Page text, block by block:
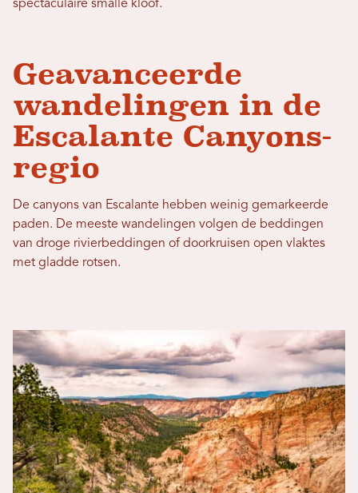
spectaculaire smalle kloof.
Geavanceerde
wandelingen in de
Escalante Canyons-
regio
De canyons van Escalante hebben weinig gemarkeerde
paden. De meeste wandelingen volgen de beddingen
van droge rivierbeddingen of doorkruisen open vlaktes
met gladde rotsen.